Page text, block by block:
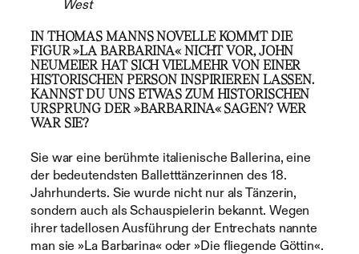
West
IN THOMAS MANNS NOVELLE KOMMT DIE
FIGUR »LA BARBARINA« NICHT VOR, JOHN
NEUMEIER HAT SICH VIELMEHR VON EINER
HISTORISCHEN PERSON INSPIRIEREN LASSEN.
KANNST DU UNS ETWAS ZUM HISTORISCHEN
URSPRUNG DER »BARBARINA« SAGEN? WER
WAR SIE?
Sie war eine berühmte italienische Ballerina, eine
der bedeutendsten Balletttänzerinnen des 18.
Jahrhunderts. Sie wurde nicht nur als Tänzerin,
sondern auch als Schauspielerin bekannt. Wegen
ihrer tadellosen Ausführung der Entrechats nannte
man sie »La Barbarina« oder »Die fliegende Göttin«.